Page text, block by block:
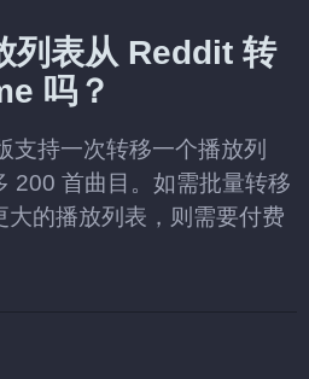
列表从 Reddit 转
吗？
支持一次转移一个播放列
200 首曲目。如需批量转移
大的播放列表，则需要付费